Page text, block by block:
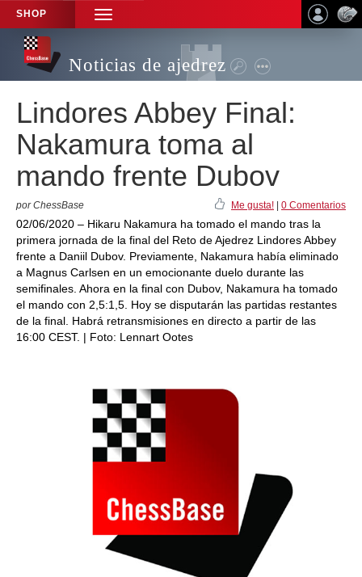
SHOP
TOGGLE
NAVIGATION
Noticias de ajedrez
Lindores Abbey Final:
Nakamura toma al
mando frente Dubov
por ChessBase Me gusta! 0 Comentarios
02/06/2020 – Hikaru Nakamura ha tomado el mando tras la
primera jornada de la final del Reto de Ajedrez Lindores Abbey
frente a Daniil Dubov. Previamente, Nakamura había eliminado
a Magnus Carlsen en un emocionante duelo durante las
semifinales. Ahora en la final con Dubov, Nakamura ha tomado
el mando con 2,5:1,5. Hoy se disputarán las partidas restantes
de la final. Habrá retransmisiones en directo a partir de las
16:00 CEST. | Foto: Lennart Ootes